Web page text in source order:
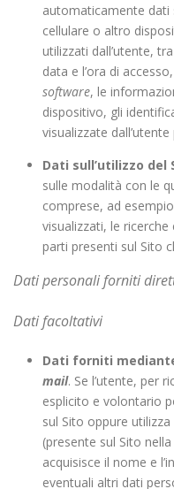
automaticamente dati
cellulare o altro
utilizzati dall’utente,
data e l’ora di
software, le
dispositivo, gli
visualizzate
Dati sull’utilizzo del
sulle modalità con le
comprese, ad
visualizzati, le
parti presenti sul Sito
Dati personali forniti
Dati facoltativi
Dati forniti
mail. Se l’utente, per
esplicito e volontario
sul Sito oppure utilizza
(presente sul Sito nella
acquisisce il nome e
eventuali altri dati